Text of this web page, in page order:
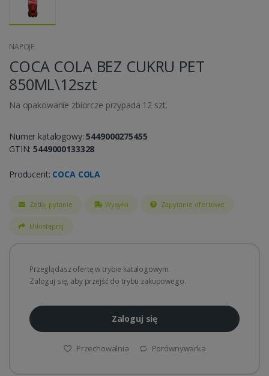
NAPOJE
COCA COLA BEZ CUKRU PET
850ML\12szt
Na opakowanie zbiorcze przypada 12 szt.
Numer katalogowy:5449000275455
GTIN:5449000133328
Producent: COCA COLA
Zadaj pytanie Wysyłki Zapytanie ofertowe
Udostępnij
Przeglądasz ofertę w trybie katalogowym.
Zaloguj się, aby przejść do trybu zakupowego.
Zaloguj się
Przechowalnia Porównywarka